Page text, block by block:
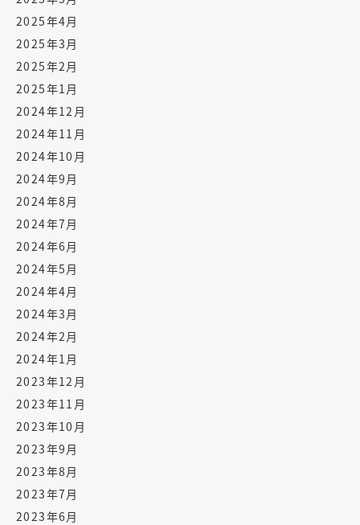
2025年4月
2025年3月
2025年2月
2025年1月
2024年12月
2024年11月
2024年10月
2024年9月
2024年8月
2024年7月
2024年6月
2024年5月
2024年4月
2024年3月
2024年2月
2024年1月
2023年12月
2023年11月
2023年10月
2023年9月
2023年8月
2023年7月
2023年6月